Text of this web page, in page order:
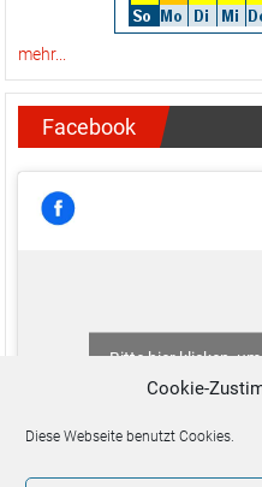
Cookie-
Diese Webseite benutzt Cookies.
mehr...
Facebook
Bitte hier klicken,
zu akzeptieren und